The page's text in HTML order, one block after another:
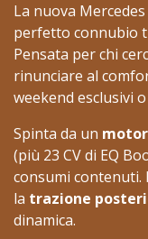
La nuova Mercedes
perfetto connubio
Pensata per chi
rinunciare al
weekend esclusivi
Spinta da un
(più 23 CV di EQ
consumi contenuti.
la trazione
dinamica.